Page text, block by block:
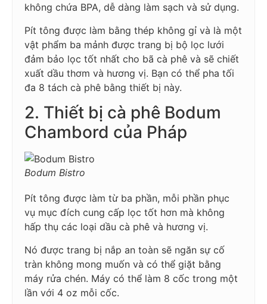
không chứa BPA, dễ dàng làm sạch và sử dụng.
Pít tông được làm bằng thép không gỉ và là một
vật phẩm ba mảnh được trang bị bộ lọc lưới
đảm bảo lọc tốt nhất cho bã cà phê và sẽ chiết
xuất dầu thơm và hương vị. Bạn có thể pha tối
đa 8 tách cà phê bằng thiết bị này.
2. Thiết bị cà phê Bodum
Chambord của Pháp
Bodum Bistro
Pít tông được làm từ ba phần, mỗi phần phục
vụ mục đích cung cấp lọc tốt hơn mà không
hấp thụ các loại dầu cà phê và hương vị.
Nó được trang bị nắp an toàn sẽ ngăn sự cố
tràn không mong muốn và có thể giặt bằng
máy rửa chén. Máy có thể làm 8 cốc trong một
lần với 4 oz mỗi cốc.